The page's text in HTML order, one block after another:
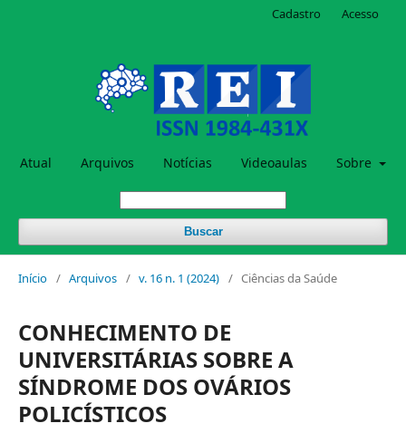
Atual Arquivos Notícias Videoaulas Sobre
Buscar
Cadastro Acesso
Início / Arquivos / v. 16 n. 1 (2024) / Ciências da Saúde
CONHECIMENTO DE
UNIVERSITÁRIAS SOBRE A
SÍNDROME DOS OVÁRIOS
POLICÍSTICOS